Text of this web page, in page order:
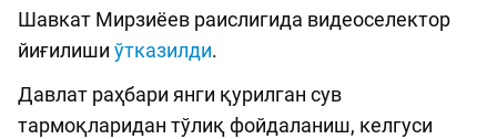
Шавкат Мирзиёев раислигида видеоселектор
йиғилиши ўтказилди.
Давлат раҳбари янги қурилган сув
тармоқларидан тўлиқ фойдаланиш, келгуси